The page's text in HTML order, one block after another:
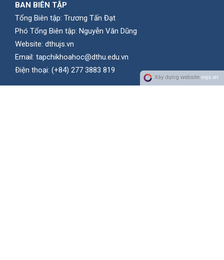
BAN BIÊN TẬP
Tổng Biên tập: Trương Tấn Đạt
Phó Tổng Biên tập: Nguyễn Văn Dũng
Website: dthujs.vn
Email: tapchikhoahoc@dthu.edu.vn
Ðiện thoại: (+84) 277 3883 819